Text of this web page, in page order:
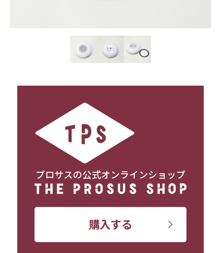
プロサスの公式オンラインショップ
購入する